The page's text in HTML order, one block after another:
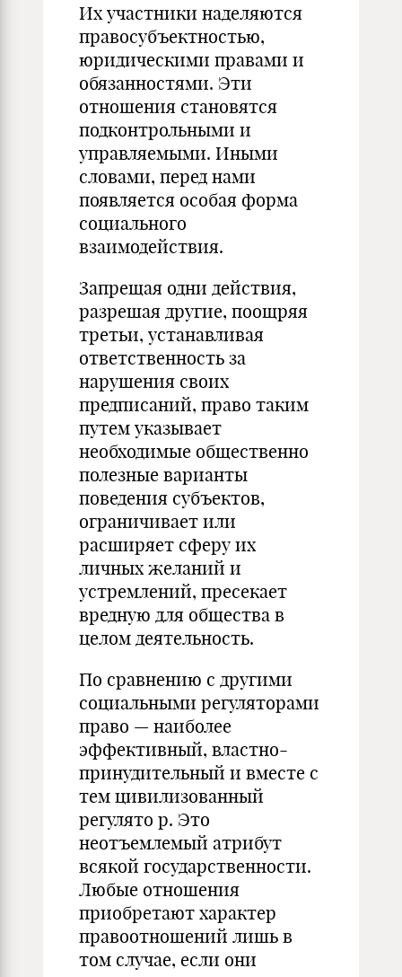
Их участники наделяются
правосубъектностью,
юридическими правами и
обязанностями. Эти
отношения стано­вятся
подконтрольными и
управляемыми. Иными
словами, перед нами
появляется особая форма
социального
взаимодействия.
Запрещая одни действия,
разрешая другие, поощряя
третьи, устанавливая
ответственность за
нарушения своих
предписаний, право таким
путем указывает
необходимые общественно
полез­ные варианты
поведения субъектов,
ограничивает или
расширяет сферу их
личных желаний и
устремлений, пресекает
вредную для общества в
целом де­ятельность.
По сравнению с другими
социальными регуляторами
право — наиболее
эффективный, властно-
принудительный и вместе с
тем цивилизованный
регулято р. Это
неотъемлемый атрибут
всякой государственности.
Любые отношения
приобретают характер
правоотношений лишь в
том случае, если они